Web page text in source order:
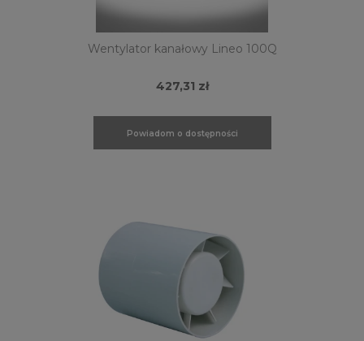
Wentylator kanałowy Lineo 100Q
427,31 zł
Powiadom o dostępności